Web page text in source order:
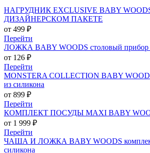
НАГРУДНИК EXCLUSIVE BABY
ДИЗАЙНЕРСКОМ ПАКЕТЕ
от 499 ₽
Перейти
ЛОЖКА BABY WOODS столовый прибор
от 126 ₽
Перейти
MONSTERA COLLECTION BABY
из силикона
от 899 ₽
Перейти
КОМПЛЕКТ ПОСУДЫ MAXI BABY
от 1 999 ₽
Перейти
ЧАША И ЛОЖКА BABY WOODS
силикона